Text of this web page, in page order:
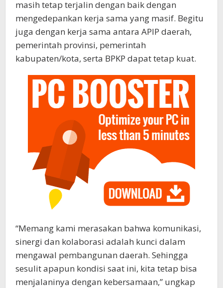
masih tetap terjalin dengan baik dengan
mengedepankan kerja sama yang masif. Begitu
juga dengan kerja sama antara APIP daerah,
pemerintah provinsi, pemerintah
kabupaten/kota, serta BPKP dapat tetap kuat.
“Memang kami merasakan bahwa komunikasi,
sinergi dan kolaborasi adalah kunci dalam
mengawal pembangunan daerah. Sehingga
sesulit apapun kondisi saat ini, kita tetap bisa
menjalaninya dengan kebersamaan,” ungkap